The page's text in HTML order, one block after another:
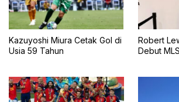
Kazuyoshi Miura Cetak Gol di
Usia 59 Tahun
Robert
Debut